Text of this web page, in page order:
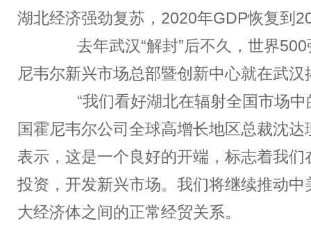
湖北经济强劲复苏，2020年GDP恢复到
去年武汉“解封”后不久，世界500
尼韦尔新兴市场总部暨创新中心就在武汉
“我们看好湖北在辐射全国市场中
国霍尼韦尔公司全球高增长地区总裁沈
表示，这是一个良好的开端，标志着我们
投资，开发新兴市场。我们将继续推动中
大经济体之间的正常经贸关系。